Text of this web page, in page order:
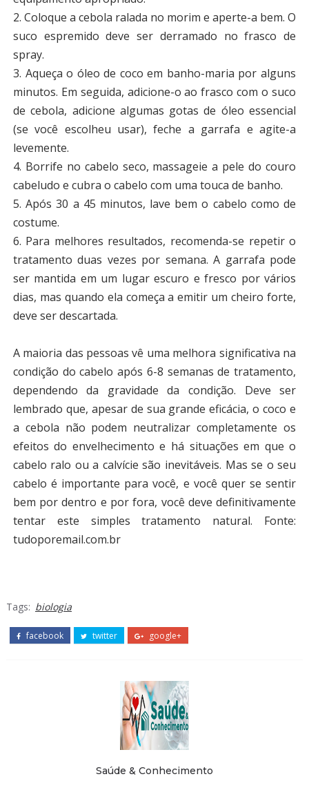
2. Coloque a cebola ralada no morim e aperte-a bem. O
suco espremido deve ser derramado no frasco de
spray.
3. Aqueça o óleo de coco em banho-maria por alguns
minutos. Em seguida, adicione-o ao frasco com o suco
de cebola, adicione algumas gotas de óleo essencial
(se você escolheu usar), feche a garrafa e agite-a
levemente.
4. Borrife no cabelo seco, massageie a pele do couro
cabeludo e cubra o cabelo com uma touca de banho.
5. Após 30 a 45 minutos, lave bem o cabelo como de
costume.
6. Para melhores resultados, recomenda-se repetir o
tratamento duas vezes por semana. A garrafa pode
ser mantida em um lugar escuro e fresco por vários
dias, mas quando ela começa a emitir um cheiro forte,
deve ser descartada.
A maioria das pessoas vê uma melhora significativa na
condição do cabelo após 6-8 semanas de tratamento,
dependendo da gravidade da condição. Deve ser
lembrado que, apesar de sua grande eficácia, o coco e
a cebola não podem neutralizar completamente os
efeitos do envelhecimento e há situações em que o
cabelo ralo ou a calvície são inevitáveis. Mas se o seu
cabelo é importante para você, e você quer se sentir
bem por dentro e por fora, você deve definitivamente
tentar este simples tratamento natural. Fonte:
tudoporemail.com.br
Tags: biologia
facebook twitter google+
Saúde & Conhecimento